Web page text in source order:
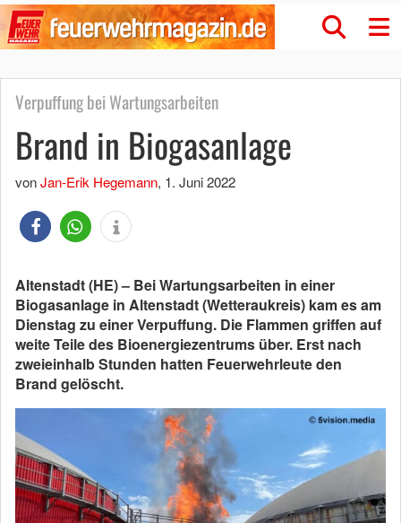
Verpuffung bei Wartungsarbeiten
Brand in Biogasanlage
vonJan-Erik Hegemann, 1. Juni 2022
Altenstadt (HE) – Bei Wartungsarbeiten in einer
Biogasanlage in Altenstadt (Wetteraukreis) kam es am
Dienstag zu einer Verpuffung. Die Flammen griffen auf
weite Teile des Bioenergiezentrums über. Erst nach
zweieinhalb Stunden hatten Feuerwehrleute den
Brand gelöscht.